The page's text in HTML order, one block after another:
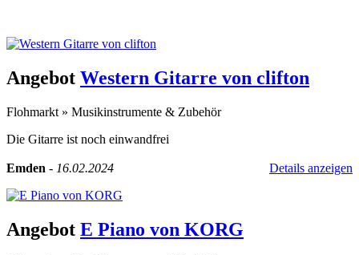
Angebot Western Gitarre von clifton
Flohmarkt » Musikinstrumente & Zubehör
Die Gitarre ist noch einwandfrei
Emden - 16.02.2024 Details anzeigen
Angebot E Piano von KORG